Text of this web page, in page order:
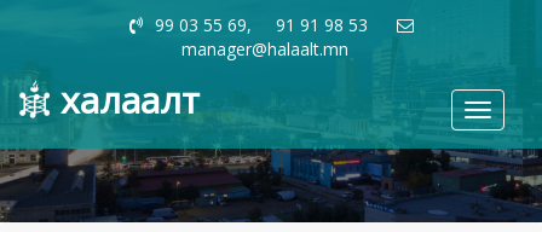
99 03 55 69, 91 91 98 53
manager@halaalt.mn
Toggle
халаалт